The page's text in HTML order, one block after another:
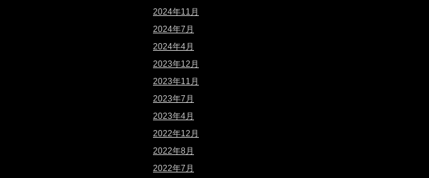
2024年11月
2024年7月
2024年4月
2023年12月
2023年11月
2023年7月
2023年4月
2022年12月
2022年8月
2022年7月